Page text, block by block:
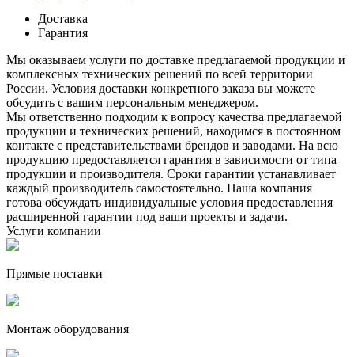
Доставка
Гарантия
Мы оказываем услуги по доставке предлагаемой продукции и
комплексных технических решений по всей территории
России. Условия доставки конкретного заказа вы можете
обсудить с вашим персональным менеджером.
Мы ответственно подходим к вопросу качества предлагаемой
продукции и технических решений, находимся в постоянном
контакте с представительствами брендов и заводами. На всю
продукцию предоставляется гарантия в зависимости от типа
продукции и производителя. Сроки гарантии устанавливает
каждый производитель самостоятельно. Наша компания
готова обсуждать индивидуальные условия предоставления
расширенной гарантии под ваши проекты и задачи.
Услуги компании
Прямые поставки
Монтаж оборудования